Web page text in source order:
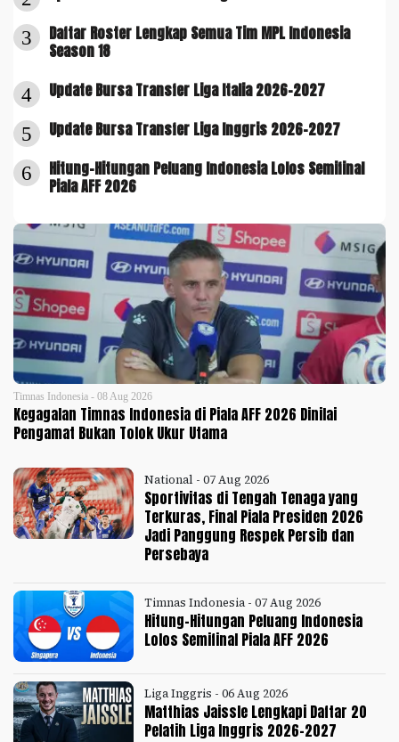
3
Daftar Roster Lengkap Semua Tim MPL Indonesia
Season 18
4 Update Bursa Transfer Liga Italia 2026-2027
5 Update Bursa Transfer Liga Inggris 2026-2027
6
Hitung-Hitungan Peluang Indonesia Lolos Semifinal
Piala AFF 2026
Timnas Indonesia - 08 Aug 2026
Kegagalan Timnas Indonesia di Piala AFF 2026 Dinilai
Pengamat Bukan Tolok Ukur Utama
National - 07 Aug 2026
Sportivitas di Tengah Tenaga yang
Terkuras, Final Piala Presiden 2026
Jadi Panggung Respek Persib dan
Persebaya
Timnas Indonesia - 07 Aug 2026
Hitung-Hitungan Peluang Indonesia
Lolos Semifinal Piala AFF 2026
Liga Inggris - 06 Aug 2026
Matthias Jaissle Lengkapi Daftar 20
Pelatih Liga Inggris 2026-2027